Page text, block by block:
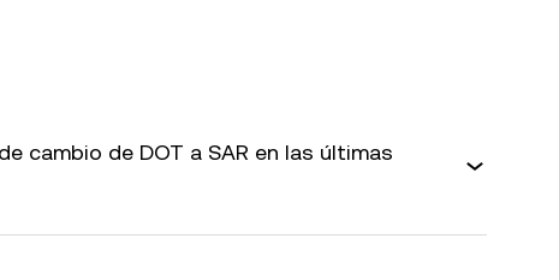
cambio de DOT a SAR en las últimas